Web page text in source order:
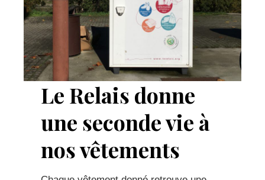
Le Relais donne
une seconde vie à
nos vêtements